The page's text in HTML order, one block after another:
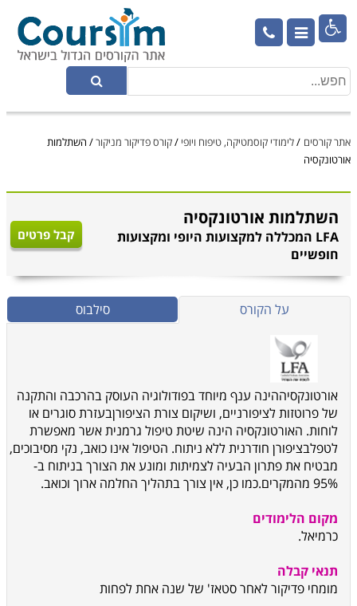

אתר קורסים /לימודי קוסמטיקה, טיפוח ויופי /קורס פדיקור מניקור/ השתלמות
אורטונקסיה
השתלמות אורטונקסיה
LFA המכללה למקצועות היופי ומקצועות
חופשיים
קבל פרטים
על הקורס סילבוס
אורטונקסיההינה ענף מיוחד בפודולוגיה העוסק בהרכבה והתקנה
שלפרוטזות לציפורניים, ושיקום צורת הציפורןבעזרת סוגרים או
לוחות. האורטונקסיה הינה שיטת טיפול גרמנית אשר מאפשרת
לטפלבציפורן חודרנית ללא ניתוח. הטיפול אינו כואב, נקי מסיבוכים,
מבטיח את פתרון הבעיה לצמיתות ומונע את הצורך בניתוח ב-
95% מהמקרים.
כמו כן, אין צורך בתהליך החלמה ארוך וכואב.
מקום הלימודים
כרמיאל.
תנאי קבלה
מומחי פדיקור לאחר סטאז' של שנה אחת לפחות